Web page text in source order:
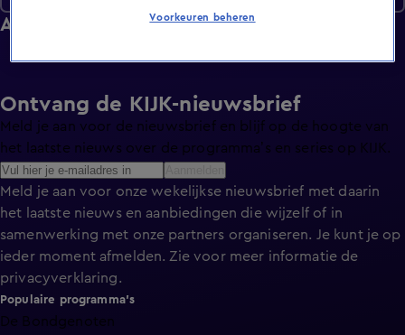
Afleveringen
Ontvang de KIJK-nieuwsbrief
Meld je aan voor de nieuwsbrief en blijf op de hoogte van
het laatste nieuws over de programma’s en series op KIJK.
Meld je aan voor onze wekelijkse nieuwsbrief met daarin
het laatste nieuws en aanbiedingen die wijzelf of in
samenwerking met onze partners organiseren. Je kunt je op
ieder moment afmelden. Zie voor meer informatie de
privacyverklaring.
Populaire programma's
De Bondgenoten
Voorkeuren beheren